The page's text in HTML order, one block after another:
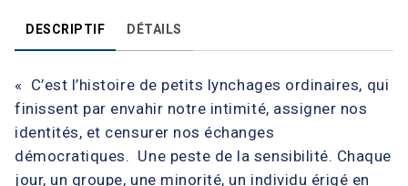
DESCRIPTIF DÉTAILS
« C’est l’histoire de petits lynchages ordinaires, qui
finissent par envahir notre intimité, assigner nos
identités, et censurer nos échanges
démocratiques. Une peste de la sensibilité. Chaque
jour, un groupe, une minorité, un individu érigé en